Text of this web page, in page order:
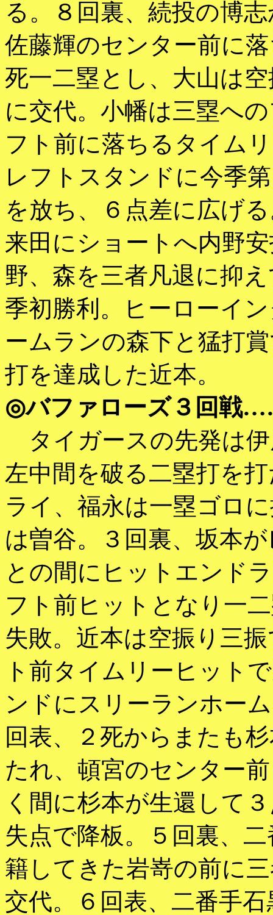
る。８回裏、続投の博
佐藤輝のセンター前に
死一二塁とし、大山は
に交代。小幡は三塁へ
フト前に落ちるタイム
レフトスタンドに今季
を放ち、６点差に広げ
来田にショートへ内野
野、森を三者凡退に抑
季初勝利。ヒーローイ
ームランの森下と猛打
打を達成した近本。
◎バファローズ３回戦
タイガースの先発は
左中間を破る二塁打を
ライ、福永は一塁ゴロ
は曽谷。３回裏、坂本
との間にヒットエンド
フト前ヒットとなり一
失敗。近本は空振り三
ト前タイムリーヒット
ンドにスリーランホー
回表、２死からまたも
たれ、頓宮のセンター
く間に杉本が生還して
失点で降板。５回裏、
籍してきた岩嵜の前に
交代。６回表、二番手